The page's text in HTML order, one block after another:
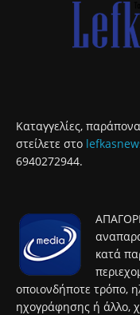
Καταγγελίες,
στείλετε στο
6940272944.
κατά
οποιονδήποτε τρόπο,
ηχογράφησης ή άλλο,